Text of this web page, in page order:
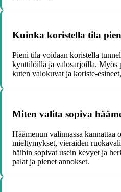
Kuinka koristella tila
Pieni tila voidaan koristella
kynttilöillä ja valosarjoilla. Myös
kuten valokuvat ja koriste-
Miten valita sopiva
Häämenun valinnassa kannattaa
mieltymykset, vieraiden
häihin sopivat usein kevyet ja
palat ja pienet annokset.